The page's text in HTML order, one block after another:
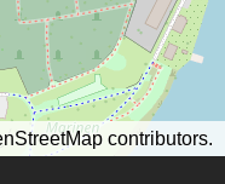
contributors.